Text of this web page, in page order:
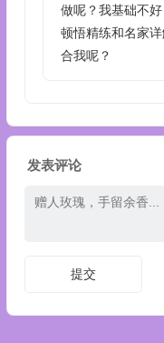
做呢？我基础不
顿悟精练和名家
合我呢？
发表评论